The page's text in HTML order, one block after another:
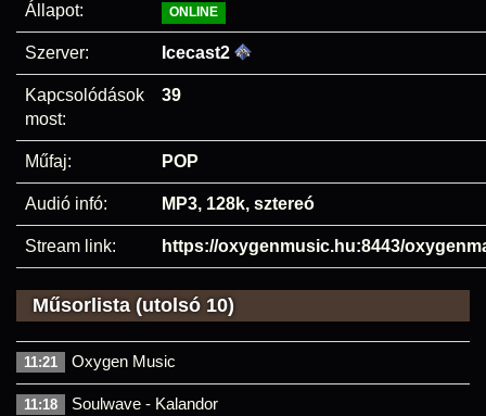
Állapot: ONLINE
Szerver: Icecast2
Kapcsolódások
most:
39
Műfaj: POP
Audió infó: MP3, 128k, sztereó
Stream link: https://oxygenmusic.hu:8443/
Műsorlista (utolsó 10)
11:21 Oxygen Music
11:18 Soulwave - Kalandor